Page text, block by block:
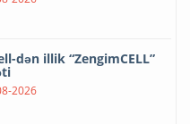
dən illik “ZengimCELL”
2026